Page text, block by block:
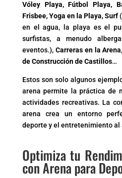
Vóley Playa, Fútbol Playa,
Frisbee, Yoga en la Playa, Surf
en el agua, la playa es el
surfistas, a menudo
eventos.), Carreras en la
de Construcción de Castillos…
Estos son solo algunos
arena permite la práctica de
actividades recreativas. La
arena crea un entorno
deporte y el entretenimiento al
Optimiza tu
con Arena para